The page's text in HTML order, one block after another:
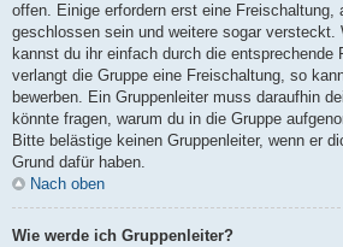
offen. Einige erfordern erst eine Freischaltung,
geschlossen sein und weitere sogar versteckt.
kannst du ihr einfach durch die entsprechende
verlangt die Gruppe eine Freischaltung, so
bewerben. Ein Gruppenleiter muss daraufhin
könnte fragen, warum du in die Gruppe
Bitte belästige keinen Gruppenleiter, wenn er
Grund dafür haben.
Nach oben
Wie werde ich Gruppenleiter?